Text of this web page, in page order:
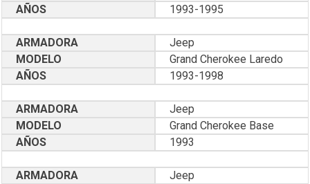
AÑOS 1993-1995
ARMADORA
Jeep
MODELO
Grand Cherokee Laredo
AÑOS
1993-1998
ARMADORA
Jeep
MODELO
Grand Cherokee Base
AÑOS
1993
ARMADORA
Jeep